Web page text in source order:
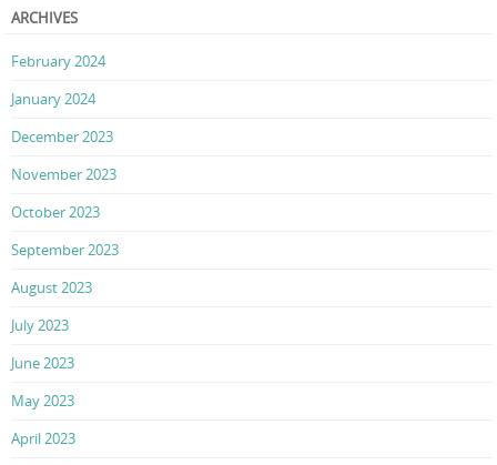
ARCHIVES
February 2024
January 2024
December 2023
November 2023
October 2023
September 2023
August 2023
July 2023
June 2023
May 2023
April 2023